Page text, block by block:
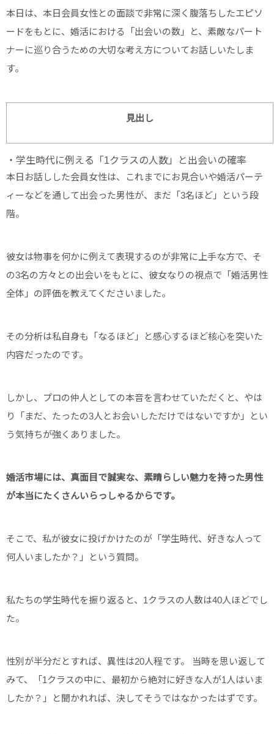
本日は、本日会員女性との面談で非常に深く腹落ちしたエピソ
ードをもとに、婚活における「出会いの数」と、素敵なパート
ナーに巡り合うための大切な考え方についてお話しいたしま
す。
見出し
・学生時代に例える「1クラスの人数」と出会いの確率
本日お話しした会員女性は、これまでにお見合いや婚活パーテ
ィーなどを通して出会った男性が、まだ「3名ほど」という段
階。
彼女は物事を何かに例えて表現するのが非常に上手な方で、そ
の3名の方々との出会いをもとに、彼女なりの視点で「婚活男性
全体」の評価を教えてくださいました。
その分析は私自身も「なるほど」と感心するほど核心を突いた
内容だったのです。
しかし、プロの仲人としての本音を言わせていただくと、やは
り「まだ、たったの3人とお会いしただけではないですか」とい
う気持ちが強くありました。
婚活市場には、真面目で誠実な、素晴らしい魅力を持った男性
が本当にたくさんいらっしゃるからです。
そこで、私が彼女に投げかけたのが「学生時代、好きな人って
何人いましたか？」という質問。
私たちの学生時代を振り返ると、1クラスの人数は40人ほどでし
た。
性別が半分だとすれば、異性は20人程です。 当時を思い返して
みて、「1クラスの中に、最初から絶対に好きな人が1人はいま
したか？」と聞かれれば、決してそうではなかったはずです。